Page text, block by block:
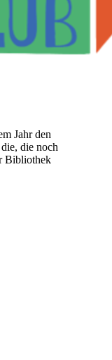
Jahr den
die noch
Bibliothek